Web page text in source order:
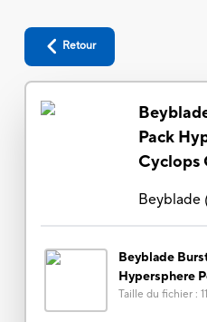
Retour
Pack
Cyclops
Beyblade
Beyblade
Hypersphere
Taille du fichier: